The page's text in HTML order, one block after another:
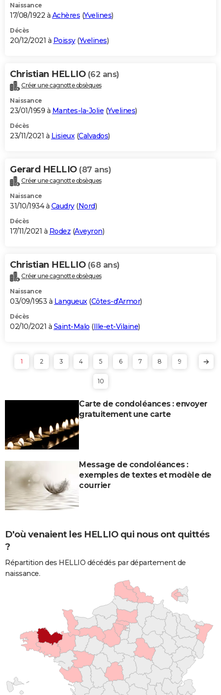
Naissance
17/08/1922 à Achères (Yvelines)
Décès
20/12/2021 à Poissy(Yvelines)
Christian HELLIO (62 ans)
Créer une cagnotte obsèques
Naissance
23/01/1959 à Mantes-la-Jolie (Yvelines)
Décès
23/11/2021 à Lisieux(Calvados)
Gerard HELLIO (87 ans)
Créer une cagnotte obsèques
Naissance
31/10/1934 à Caudry(Nord)
Décès
17/11/2021 à Rodez (Aveyron)
Christian HELLIO (68 ans)
Créer une cagnotte obsèques
Naissance
03/09/1953 à Langueux (Côtes-d'Armor)
Décès
02/10/2021 à Saint-Malo (Ille-et-Vilaine)
1 2 3 4 5 6 7 8 9
10
Carte de condoléances : envoyer
gratuitement une carte
Message de condoléances :
exemples de textes et modèle de
courrier
D'où venaient les HELLIO qui nous ont quittés
?
Répartition des HELLIO décédés par département de
naissance.